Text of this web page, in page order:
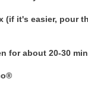
(if it's easier, pour
for about 20-30